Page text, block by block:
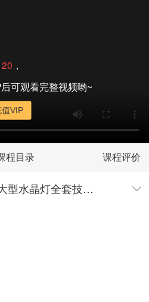
，
可观看完整视频哟~
值VIP
程目录 课程评价
第一章，清洗五星酒店大型水晶灯全套技术|免拆洗技术流程